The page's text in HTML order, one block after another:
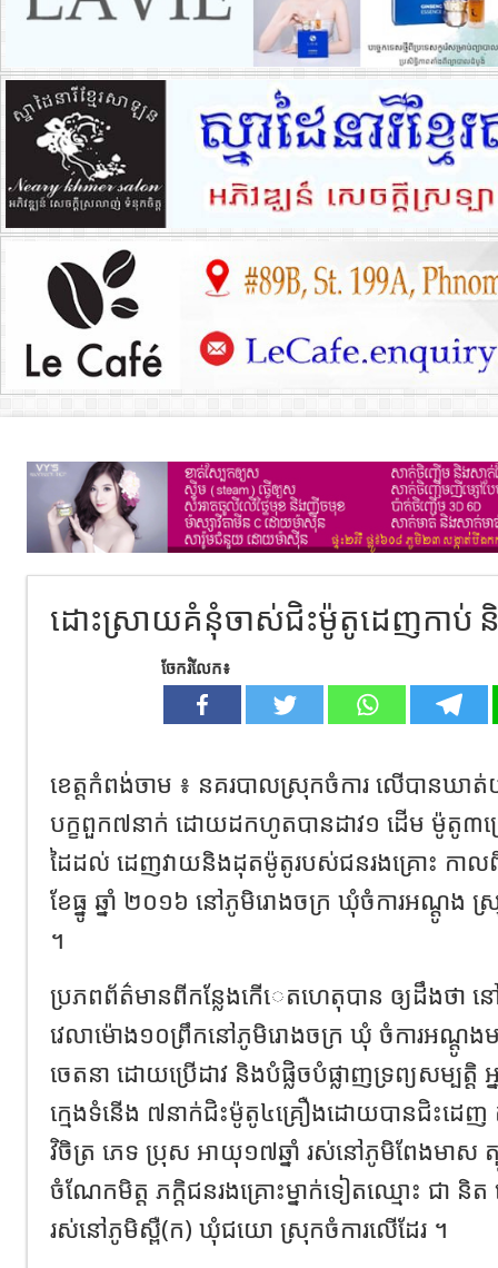
ដោះស្រាយគំនុំចាស់ជិះម៉ូតូដេញកាប់
ចែករំលែក៖
ខេត្តកំពង់ចាម ៖ នគរបាលស្រុកចំការ លើបានឃ
បក្ខពួក៧នាក់ ដោយដកហូតបានដាវ១ ដើម ម៉ូតូ៣គ្
ដៃដល់ ដេញវាយនិងដុតម៉ូតូរបស់ជនរងគ្រោះ កាល
ខែធ្នូ ឆ្នាំ ២០១៦ នៅភូមិរោងចក្រ ឃុំចំការអណ្តូង ស្
។
ប្រភពព័ត៌មានពីកន្លែងកើេតហេតុបាន ឲ្យដឹងថា នៅ
វេលាម៉ោង១០ព្រឹកនៅភូមិរោងចក្រ ឃុំ ចំការអណ្តូ
ចេតនា ដោយប្រើដាវ និងបំផ្លិចបំផ្លាញទ្រព្យសម្បត្
ក្មេងទំនើង ៧នាក់ជិះម៉ូតូ៤គ្រឿងដោយបានជិះដេញ
វិចិត្រ ភេទ ប្រុស អាយុ១៧ឆ្នាំ រស់នៅភូមិពែងមាស
ចំណែកមិត្ត ភក្តិជនរងគ្រោះម្នាក់ទៀតឈ្មោះ ជា និ
រស់នៅភូមិស្ពឺ(ក) ឃុំជយោ ស្រុកចំការលើដែរ ។